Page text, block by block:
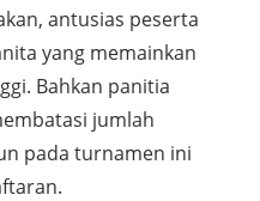
antusias peserta
yang memainkan
Bahkan panitia
jumlah
pada turnamen ini